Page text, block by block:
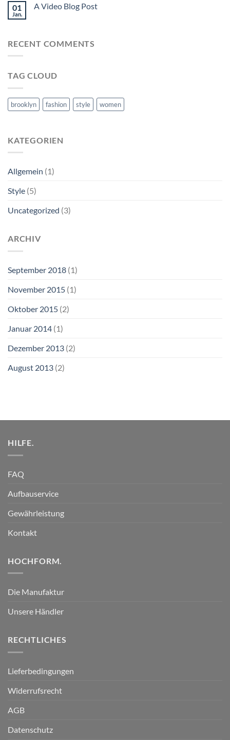
01
Jan.
A Video Blog Post
RECENT COMMENTS
TAG CLOUD
brooklyn fashion style women
KATEGORIEN
Allgemein (1)
Style (5)
Uncategorized (3)
ARCHIV
September 2018 (1)
November 2015 (1)
Oktober 2015 (2)
Januar 2014 (1)
Dezember 2013 (2)
August 2013 (2)
HILFE.
FAQ
Aufbauservice
Gewährleistung
Kontakt
HOCHFORM.
Die Manufaktur
Unsere Händler
RECHTLICHES
Lieferbedingungen
Widerrufsrecht
AGB
Datenschutz